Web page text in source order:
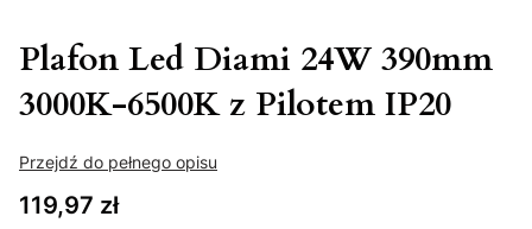
Plafon Led Diami 24W 390mm
3000K-6500K z Pilotem IP20
Przejdź do pełnego opisu
Cena
119,97 zł